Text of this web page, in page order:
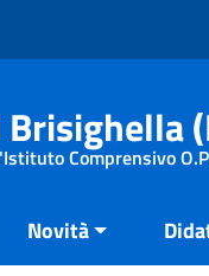
Brisighella
Comprensivo
Novità